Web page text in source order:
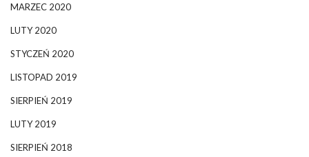
MARZEC 2020
LUTY 2020
STYCZEŃ 2020
LISTOPAD 2019
SIERPIEŃ 2019
LUTY 2019
SIERPIEŃ 2018